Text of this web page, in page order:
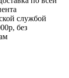
службой
без